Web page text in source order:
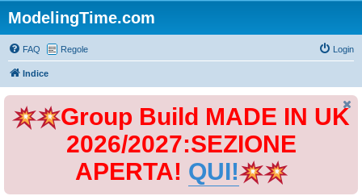
ModelingTime.com
FAQ Regole Login
Indice
Group Build MADE IN UK
2026/2027:SEZIONE
APERTA! QUI!